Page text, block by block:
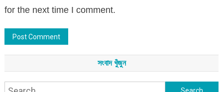
for the next time I comment.
সংবাদ খুঁজুন
Search